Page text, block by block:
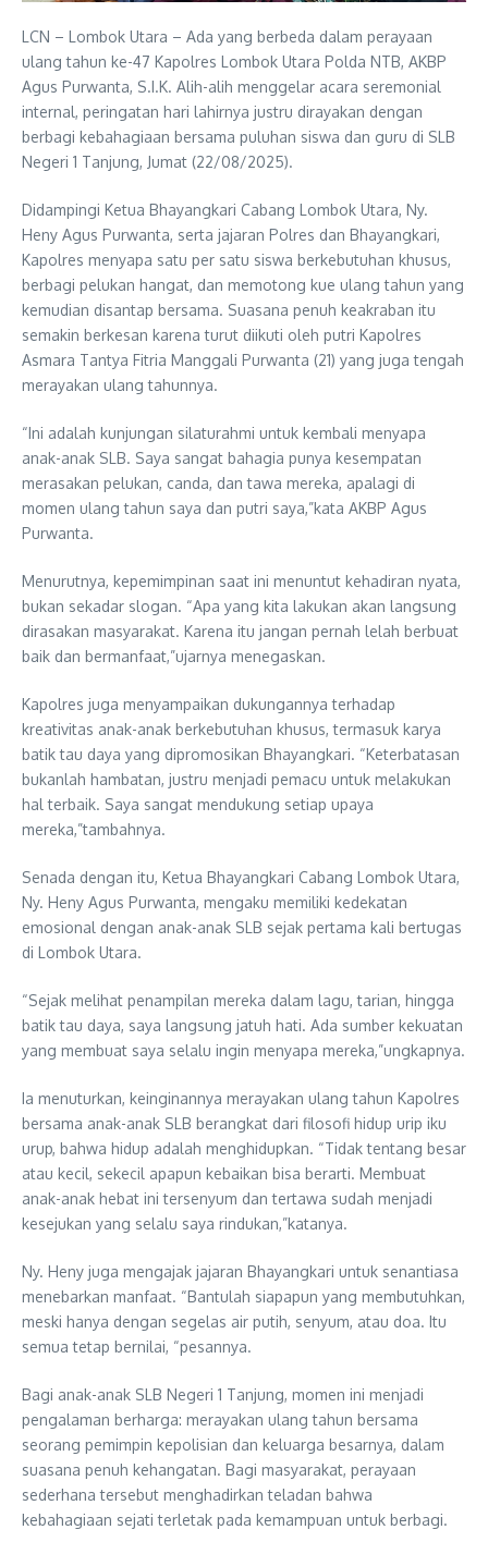
LCN – Lombok Utara – Ada yang berbeda dalam perayaan
ulang tahun ke-47 Kapolres Lombok Utara Polda NTB, AKBP
Agus Purwanta, S.I.K. Alih-alih menggelar acara seremonial
internal, peringatan hari lahirnya justru dirayakan dengan
berbagi kebahagiaan bersama puluhan siswa dan guru di SLB
Negeri 1 Tanjung, Jumat (22/08/2025).
Didampingi Ketua Bhayangkari Cabang Lombok Utara, Ny.
Heny Agus Purwanta, serta jajaran Polres dan Bhayangkari,
Kapolres menyapa satu per satu siswa berkebutuhan khusus,
berbagi pelukan hangat, dan memotong kue ulang tahun yang
kemudian disantap bersama. Suasana penuh keakraban itu
semakin berkesan karena turut diikuti oleh putri Kapolres
Asmara Tantya Fitria Manggali Purwanta (21) yang juga tengah
merayakan ulang tahunnya.
“Ini adalah kunjungan silaturahmi untuk kembali menyapa
anak-anak SLB. Saya sangat bahagia punya kesempatan
merasakan pelukan, canda, dan tawa mereka, apalagi di
momen ulang tahun saya dan putri saya,”kata AKBP Agus
Purwanta.
Menurutnya, kepemimpinan saat ini menuntut kehadiran nyata,
bukan sekadar slogan. “Apa yang kita lakukan akan langsung
dirasakan masyarakat. Karena itu jangan pernah lelah berbuat
baik dan bermanfaat,”ujarnya menegaskan.
Kapolres juga menyampaikan dukungannya terhadap
kreativitas anak-anak berkebutuhan khusus, termasuk karya
batik tau daya yang dipromosikan Bhayangkari. “Keterbatasan
bukanlah hambatan, justru menjadi pemacu untuk melakukan
hal terbaik. Saya sangat mendukung setiap upaya
mereka,”tambahnya.
Senada dengan itu, Ketua Bhayangkari Cabang Lombok Utara,
Ny. Heny Agus Purwanta, mengaku memiliki kedekatan
emosional dengan anak-anak SLB sejak pertama kali bertugas
di Lombok Utara.
“Sejak melihat penampilan mereka dalam lagu, tarian, hingga
batik tau daya, saya langsung jatuh hati. Ada sumber kekuatan
yang membuat saya selalu ingin menyapa mereka,”ungkapnya.
Ia menuturkan, keinginannya merayakan ulang tahun Kapolres
bersama anak-anak SLB berangkat dari filosofi hidup urip iku
urup, bahwa hidup adalah menghidupkan. “Tidak tentang besar
atau kecil, sekecil apapun kebaikan bisa berarti. Membuat
anak-anak hebat ini tersenyum dan tertawa sudah menjadi
kesejukan yang selalu saya rindukan,”katanya.
Ny. Heny juga mengajak jajaran Bhayangkari untuk senantiasa
menebarkan manfaat. “Bantulah siapapun yang membutuhkan,
meski hanya dengan segelas air putih, senyum, atau doa. Itu
semua tetap bernilai, “pesannya.
Bagi anak-anak SLB Negeri 1 Tanjung, momen ini menjadi
pengalaman berharga: merayakan ulang tahun bersama
seorang pemimpin kepolisian dan keluarga besarnya, dalam
suasana penuh kehangatan. Bagi masyarakat, perayaan
sederhana tersebut menghadirkan teladan bahwa
kebahagiaan sejati terletak pada kemampuan untuk berbagi.